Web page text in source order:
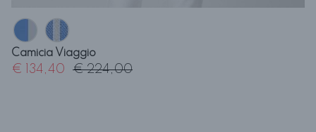
Camicia Viaggio
€ 134,40 € 224,00